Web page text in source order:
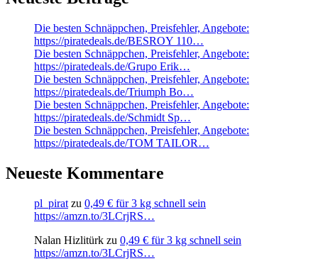
Die besten Schnäppchen, Preisfehler, Angebote:
https://piratedeals.de/BESROY 110…
Die besten Schnäppchen, Preisfehler, Angebote:
https://piratedeals.de/Grupo Erik…
Die besten Schnäppchen, Preisfehler, Angebote:
https://piratedeals.de/Triumph Bo…
Die besten Schnäppchen, Preisfehler, Angebote:
https://piratedeals.de/Schmidt Sp…
Die besten Schnäppchen, Preisfehler, Angebote:
https://piratedeals.de/TOM TAILOR…
Neueste Kommentare
pl_pirat zu 0,49 € für 3 kg schnell sein
https://amzn.to/3LCrjRS…
Nalan Hizlitürk zu 0,49 € für 3 kg schnell sein
https://amzn.to/3LCrjRS…